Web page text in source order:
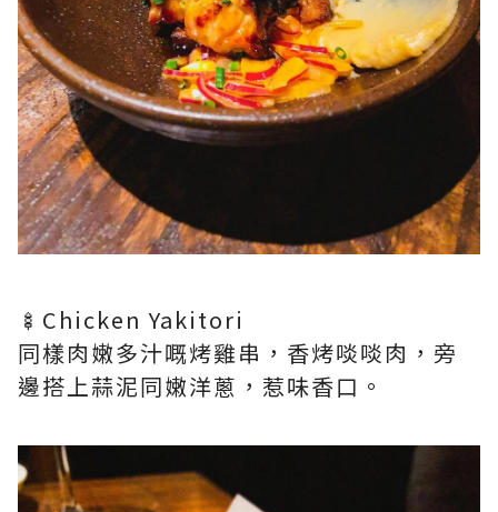
🍢Chicken Yakitori
同樣肉嫩多汁嘅烤雞串，香烤啖啖肉，旁
邊搭上蒜泥同嫩洋蔥，惹味香口。